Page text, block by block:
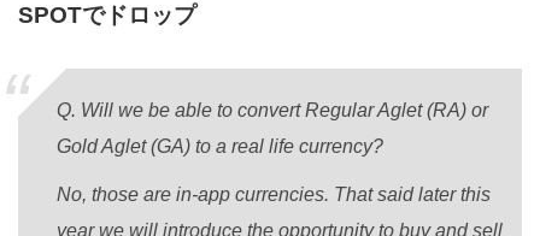
SPOTでドロップ
Q. Will we be able to convert Regular Aglet (RA) or
Gold Aglet (GA) to a real life currency?
No, those are in-app currencies. That said later this
year we will introduce the opportunity to buy and sell